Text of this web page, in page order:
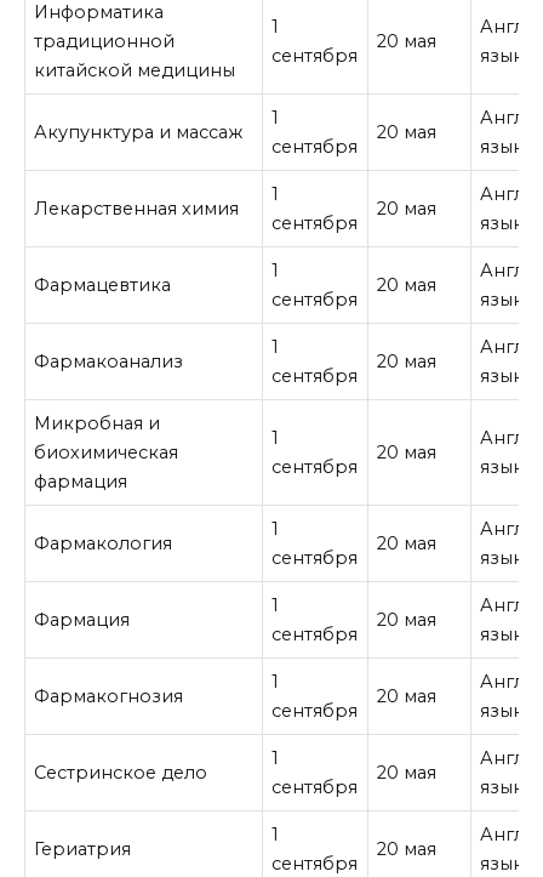
Информатика
традиционной
китайской медицины
1
сентября
20 мая
язык
Акупунктура и массаж
1
сентября
20 мая
язык
Лекарственная химия
1
сентября
20 мая
язык
Фармацевтика
1
сентября
20 мая
язык
Фармакоанализ
1
сентября
20 мая
язык
Микробная и
биохимическая
фармация
1
сентября
20 мая
язык
Фармакология
1
сентября
20 мая
язык
Фармация
1
сентября
20 мая
язык
Фармакогнозия
1
сентября
20 мая
язык
Сестринское дело
1
сентября
20 мая
язык
Гериатрия
1
сентября
20 мая
язык